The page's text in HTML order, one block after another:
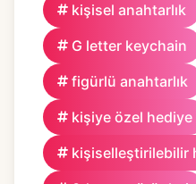
kişisel anahtarlık
G letter keychain
figürlü anahtarlık
kişiye özel hediye
kişiselleştirilebilir